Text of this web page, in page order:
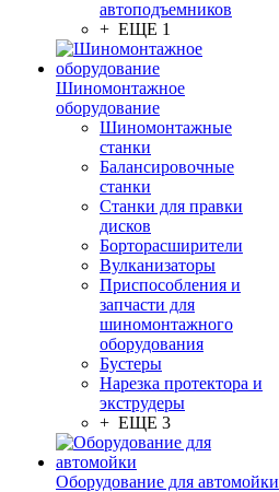
автоподъемников
+ ЕЩЕ 1
Шиномонтажное
оборудование
Шиномонтажные
станки
Балансировочные
станки
Станки для правки
дисков
Борторасширители
Вулканизаторы
Приспособления и
запчасти для
шиномонтажного
оборудования
Бустеры
Нарезка протектора и
экструдеры
+ ЕЩЕ 3
Оборудование для автомойки